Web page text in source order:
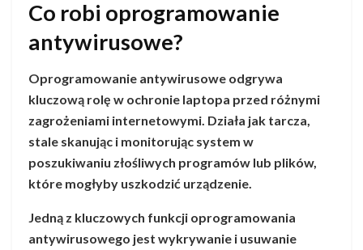
Co robi oprogramowanie
antywirusowe?
Oprogramowanie antywirusowe odgrywa
kluczową rolę w ochronie laptopa przed różnymi
zagrożeniami internetowymi. Działa jak tarcza,
stale skanując i monitorując system w
poszukiwaniu złośliwych programów lub plików,
które mogłyby uszkodzić urządzenie.
Jedną z kluczowych funkcji oprogramowania
antywirusowego jest wykrywanie i usuwanie